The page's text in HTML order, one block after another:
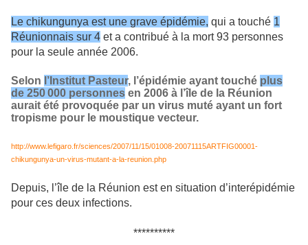
Le chikungunya est une grave épidémie, qui a touché 1
Réunionnais sur 4 et a contribué à la mort 93 personnes
pour la seule année 2006.
Selon l’Institut Pasteur, l’épidémie ayant touché plus
de 250000 personnes en 2006 à l’île de la Réunion
aurait été provoquée par un virus muté ayant un fort
tropisme pour le moustique vecteur.
http://www.lefigaro.fr/sciences/2007/11/15/01008-20071115ARTFIG00001-
chikungunya-un-virus-mutant-a-la-reunion.php
Depuis, l’île de la Réunion est en situation d’interépidémie
pour ces deux infections.
**********